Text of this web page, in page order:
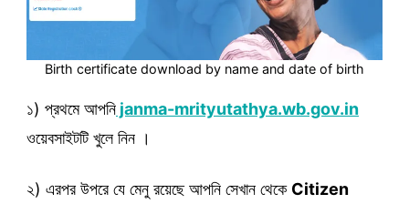
Birth certificate download by name and date of birth
১) প্রথমে আপনি janma-mrityutathya.wb.gov.in
ওয়েবসাইটটি খুলে নিন ।
২) এরপর উপরে যে মেনু রয়েছে আপনি সেখান থেকে Citizen